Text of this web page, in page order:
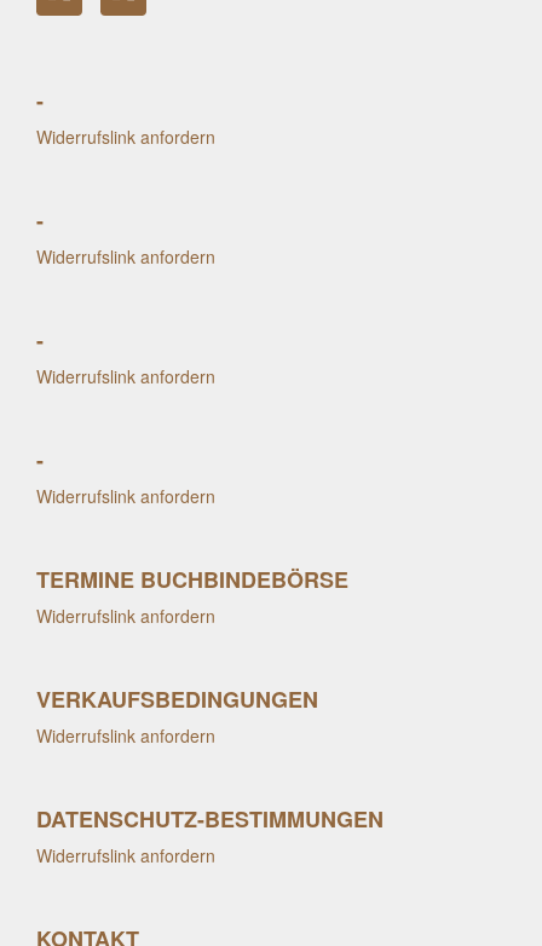
-
Widerrufslink anfordern
-
Widerrufslink anfordern
-
Widerrufslink anfordern
-
Widerrufslink anfordern
TERMINE BUCHBINDEBÖRSE
Widerrufslink anfordern
VERKAUFSBEDINGUNGEN
Widerrufslink anfordern
DATENSCHUTZ-BESTIMMUNGEN
Widerrufslink anfordern
KONTAKT